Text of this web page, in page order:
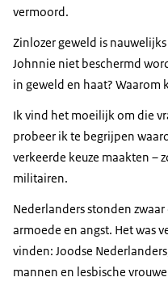
vermoord.
Zinlozer geweld is
Johnnie niet beschermd
in geweld en haat? Waarom
Ik vind het moeilijk om die
probeer ik te begrijpen
verkeerde keuze maakten –
militairen.
Nederlanders stonden
armoede en angst. Het was
vinden: Joodse
mannen en lesbische